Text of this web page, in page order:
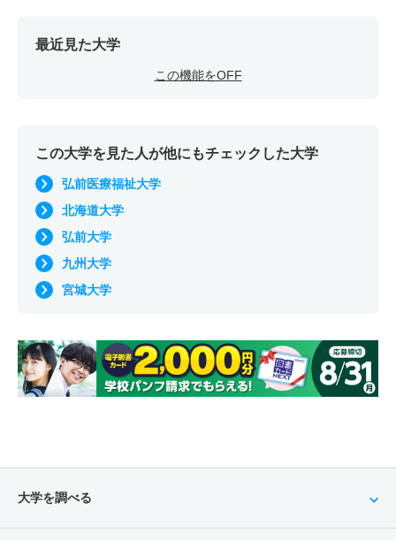
最近見た大学
この機能をOFF
この大学を見た人が他にもチェックした大学
弘前医療福祉大学
北海道大学
弘前大学
九州大学
宮城大学
大学を調べる